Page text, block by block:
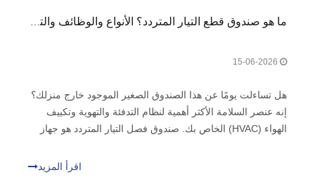
ما هو صندوق قطع التيار المتردد؟ الأنواع والوظائف والتطبيقات
هل تساءلت يومًا عن هذا الصندوق الصغير الموجود خارج منزلك؟
إنه عنصر السلامة الأكثر أهمية لنظام التدفئة والتهوية وتكييف
الهواء (HVAC) الخاص بك. صندوق فصل التيار المتردد هو جهاز
بأمان. يعد هذا المفتاح ضروريًا للامتثال للتعليمات البرمجيةاقرأ المزيد